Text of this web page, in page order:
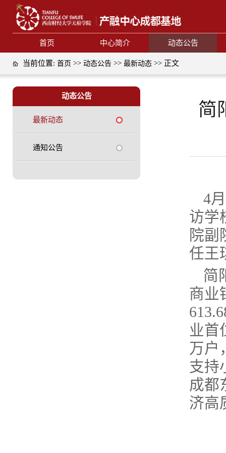
首页 中心简介 动态公告
当前位置: 首页 >> 动态公告 >> 最新动态 >> 正文
动态公告
最新动态
通知公告
简
4
访学
院副
任王
简
商业
业首
万户
支持
成都
济高